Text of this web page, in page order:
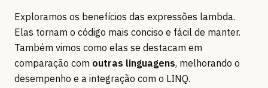
Exploramos os benefícios das expressões lambda.
Elas tornam o código mais conciso e fácil de manter.
Também vimos como elas se destacam em
comparação com outras linguagens, melhorando o
desempenho e a integração com o LINQ.